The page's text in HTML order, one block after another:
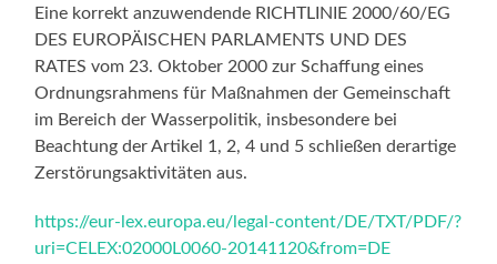
Eine korrekt anzuwendende RICHTLINIE 2000/60/EG
DES EUROPÄISCHEN PARLAMENTS UND DES
RATES vom 23. Oktober 2000 zur Schaffung eines
Ordnungsrahmens für Maßnahmen der Gemeinschaft
im Bereich der Wasserpolitik, insbesondere bei
Beachtung der Artikel 1, 2, 4 und 5 schließen derartige
Zerstörungsaktivitäten aus.
https://eur-lex.europa.eu/legal-content/DE/TXT/PDF/?
uri=CELEX:02000L0060-20141120&from=DE